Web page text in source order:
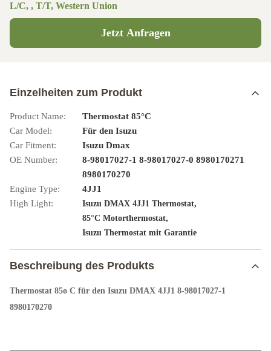
L/C, , T/T, Western Union
Jetzt Anfragen
Einzelheiten zum Produkt
Product Name:
Thermostat 85°C
Car Model:
Für den Isuzu
Car Fitment:
Isuzu Dmax
OE Number:
8-98017027-1 8-98017027-0 8980170271
8980170270
Engine Type:
4JJ1
High Light:
Isuzu DMAX 4JJ1 Thermostat,
85°C Motorthermostat,
Isuzu Thermostat mit Garantie
Beschreibung des Produkts
Thermostat 85o C für den Isuzu DMAX 4JJ1 8-98017027-1
8980170270